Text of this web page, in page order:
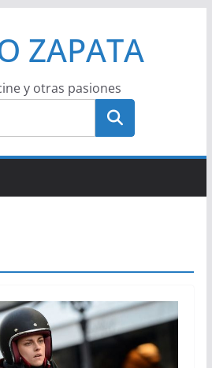
ZAPATA
y otras pasiones